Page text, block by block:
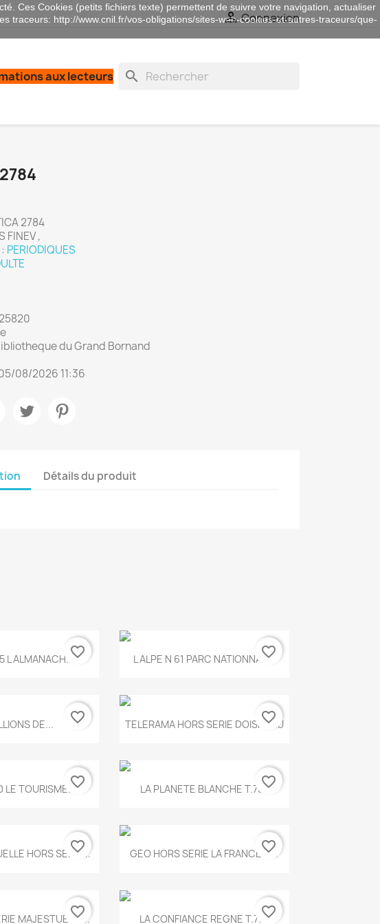
Connexion
search
aux lecteurs
2784
FINEV ,
PERIODIQUES
du Grand Bornand
08/2026 11:36
Détails du produit
rapide
L ALMANACH...favorite_border  Aperçu rapide
L ALPE N 61 PARC NATIONNAL...
favorite_border
rapide
DE... favorite_border Aperçu rapide
TELERAMA HORS SERIE DOISNEAU
favorite_border
rapide
LE TOURISME...favorite_border Aperçu rapide
LA PLANETE BLANCHE T.785favorite_border
rapide
HORS SERIE...
favorite_border Aperçu rapide
GEO HORS SERIE LA FRANCE A...
favorite_border
rapide
MAJESTUEUX...
favorite_border Aperçu rapide
LA CONFIANCE REGNE T.778favorite_border
Ces Cookies (petits fichiers texte) permettent de suivre votre navigation, actualiser
traceurs: http://www.cnil.fr/vos-obligations/sites-web-cookies-et-autres-traceurs/que-